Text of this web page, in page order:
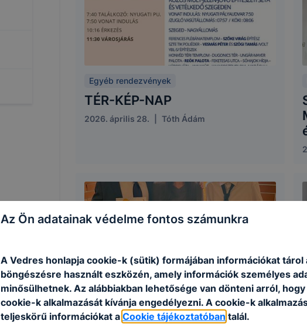
Egyéb rendezvények
TÉR-KÉP-NAP
2026. április 28. Tóth Ádám
Verseny
Az Ön adatainak védelme fontos számunkra
A Vedres honlapja cookie-k (sütik) formájában információkat tárol
böngészésre használt eszközén, amely információk személyes
minősülhetnek. Az alábbiakban lehetősége van dönteni arról,
cookie-k alkalmazását kívánja engedélyezni. A cookie-k
teljeskörű információkat a Cookie tájékoztatóban talál.